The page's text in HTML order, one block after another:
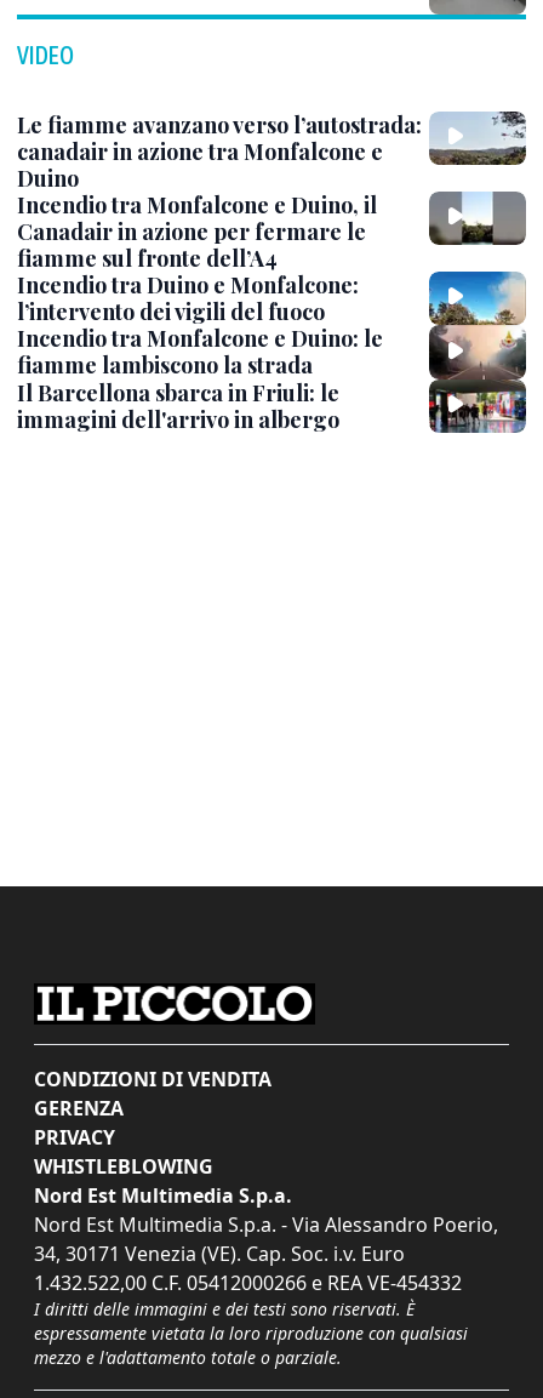
VIDEO
Le fiamme avanzano verso l’autostrada:
canadair in azione tra Monfalcone e
Duino
Incendio tra Monfalcone e Duino, il
Canadair in azione per fermare le
fiamme sul fronte dell’A4
Incendio tra Duino e Monfalcone:
l’intervento dei vigili del fuoco
Incendio tra Monfalcone e Duino: le
fiamme lambiscono la strada
Il Barcellona sbarca in Friuli: le
immagini dell'arrivo in albergo
CONDIZIONI DI VENDITA
GERENZA
PRIVACY
WHISTLEBLOWING
Nord Est Multimedia S.p.a.
Nord Est Multimedia S.p.a. - Via Alessandro Poerio,
34, 30171 Venezia (VE). Cap. Soc. i.v. Euro
1.432.522,00 C.F. 05412000266 e REA VE-454332
I diritti delle immagini e dei testi sono riservati. È
espressamente vietata la loro riproduzione con qualsiasi
mezzo e l'adattamento totale o parziale.